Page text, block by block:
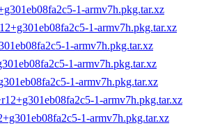
1-armv7h.pkg.tar.xz
1-armv7h.pkg.tar.xz
1-armv7h.pkg.tar.xz
1-armv7h.pkg.tar.xz
1-armv7h.pkg.tar.xz
1-armv7h.pkg.tar.xz
1-armv7h.pkg.tar.xz